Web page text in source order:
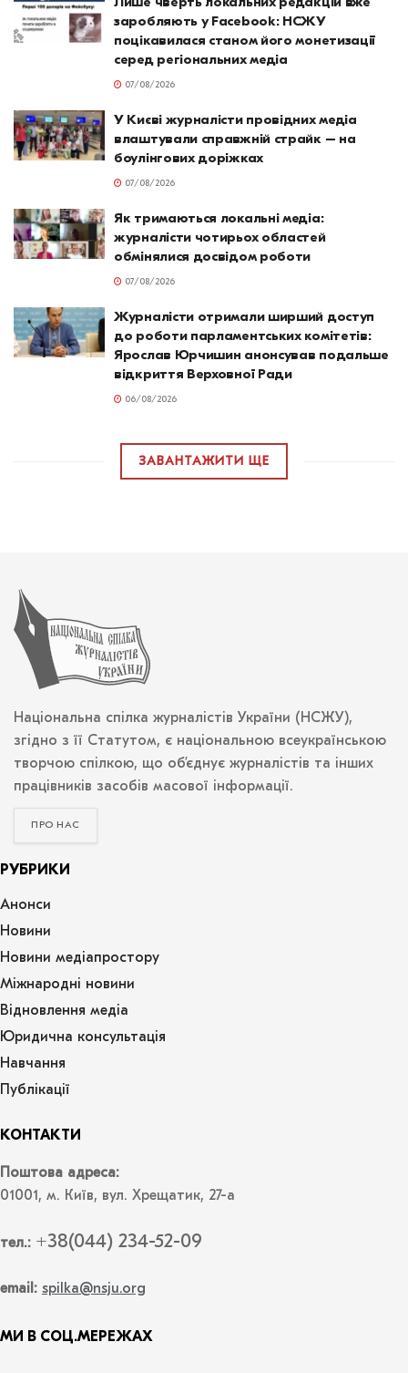
заробляють у Facebook: НСЖУ
поцікавилася станом його монетизації
серед регіональних медіа
07/08/2026
У Києві журналісти провідних медіа
влаштували справжній страйк – на
боулінгових доріжках
07/08/2026
Як тримаються локальні медіа:
журналісти чотирьох областей
обмінялися досвідом роботи
07/08/2026
Журналісти отримали ширший доступ
до роботи парламентських комітетів:
Ярослав Юрчишин анонсував подальше
відкриття Верховної Ради
06/08/2026
ЗАВАНТАЖИТИ ЩЕ
Національна спілка журналістів України (НСЖУ),
згідно з її Статутом, є національною всеукраїнською
творчою спілкою, що об’єднує журналістів та інших
працівників засобів масової інформації.
ПРО НАС
РУБРИКИ
Анонси
Новини
Новини медіапростору
Міжнародні новини
Відновлення медіа
Юридична консультація
Навчання
Публікації
КОНТАКТИ
Поштова адреса:
01001, м. Київ, вул. Хрещатик, 27-а
тел.: +38(044) 234-52-09
email: spilka@nsju.org
МИ В СОЦ.МЕРЕЖАХ